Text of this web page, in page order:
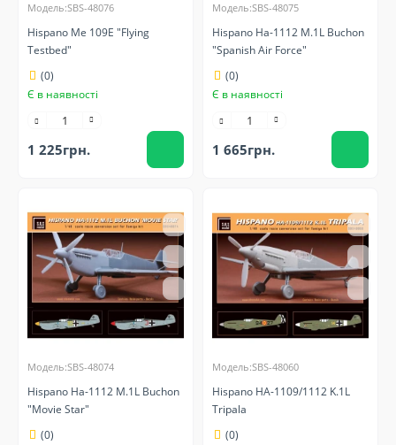
Модель:SBS-48076
Hispano Me 109E "Flying
Testbed"
(0)
Є в наявності
1 225грн.
Модель:SBS-48075
Hispano Ha-1112 M.1L Buchon
"Spanish Air Force"
(0)
Є в наявності
1 665грн.
Модель:SBS-48074
Hispano Ha-1112 M.1L Buchon
"Movie Star"
(0)
Модель:SBS-48060
Hispano HA-1109/1112 K.1L
Tripala
(0)